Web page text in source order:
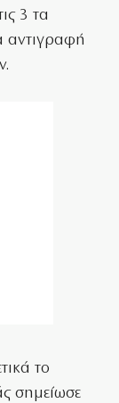
3 τα
αντιγραφή
το
σημείωσε